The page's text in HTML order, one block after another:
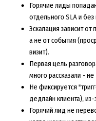
Горячие лиды
отдельного SLA и
Эскалация зависит
а не от события
визит).
Первая цель
много рассказали -
Не фиксируется
дедлайн клиента),
Горячий лид не